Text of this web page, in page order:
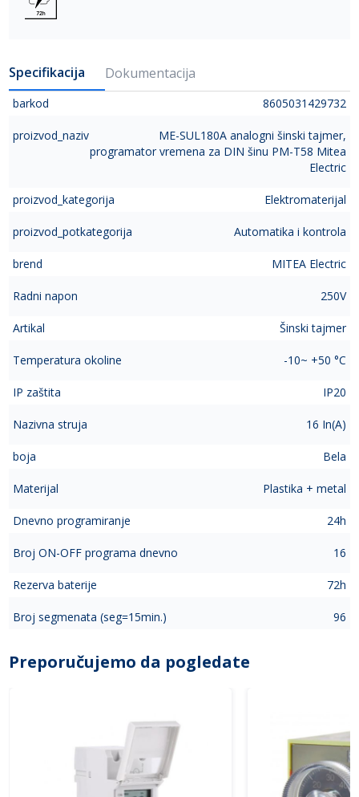
Specifikacija Dokumentacija
barkod 8605031429732
proizvod_naziv
ME-SUL180A analogni šinski tajmer,
programator vremena za DIN šinu PM-T58 Mitea
Electric
proizvod_kategorija Elektromaterijal
proizvod_potkategorija Automatika i kontrola
brend MITEA Electric
Radni napon 250V
Artikal Šinski tajmer
Temperatura okoline -10~ +50 °C
IP zaštita IP20
Nazivna struja 16 In(A)
boja Bela
Materijal Plastika + metal
Dnevno programiranje 24h
Broj ON-OFF programa dnevno 16
Rezerva baterije 72h
Broj segmenata (seg=15min.) 96
Preporučujemo da pogledate